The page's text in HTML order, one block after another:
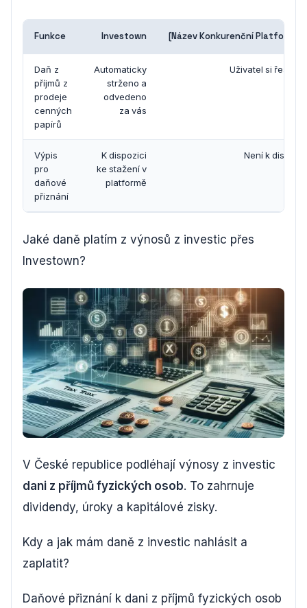
Funkce Investown [Název Konkurenční Platformy
Daň z
příjmů z
prodeje
cenných
papírů
Automaticky
strženo a
odvedeno
za vás
Uživatel si řeší
Výpis
pro
daňové
přiznání
K dispozici
ke stažení v
platformě
Není k
Jaké daně platím z výnosů z investic přes
Investown?
V České republice podléhají výnosy z investic
dani z příjmů fyzických osob. To zahrnuje
dividendy, úroky a kapitálové zisky.
Kdy a jak mám daně z investic nahlásit a
zaplatit?
Daňové přiznání k dani z příjmů fyzických osob